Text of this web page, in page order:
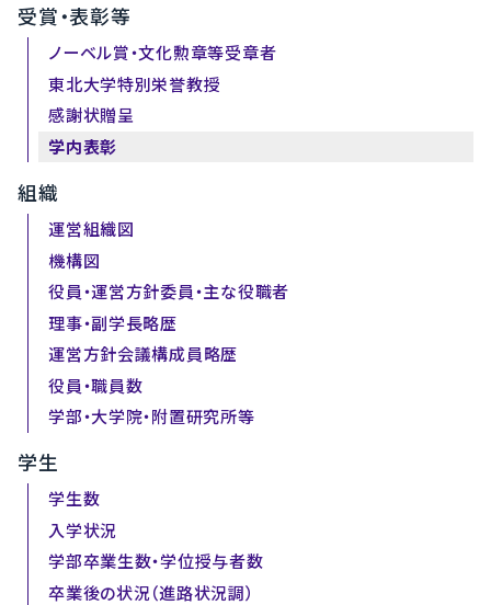
受賞・表彰等
ノーベル賞・文化勲章等受章者
東北大学特別栄誉教授
感謝状贈呈
学内表彰
組織
運営組織図
機構図
役員・運営方針委員・主な役職者
理事・副学長略歴
運営方針会議構成員略歴
役員・職員数
学部・大学院・附置研究所等
学生
学生数
入学状況
学部卒業生数・学位授与者数
卒業後の状況（進路状況調）